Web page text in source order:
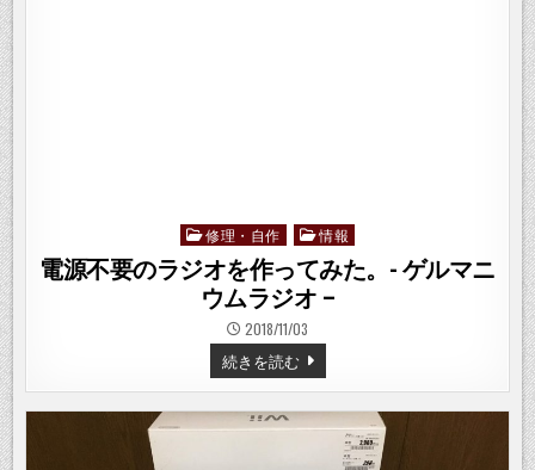
ン
デ
ン
サ
付
き）
Posted
in
修理・自作 情報
電源不要のラジオを作ってみた。- ゲルマニ
ウムラジオ –
2018/11/03
続きを読む電
源
不
要
の
ラ